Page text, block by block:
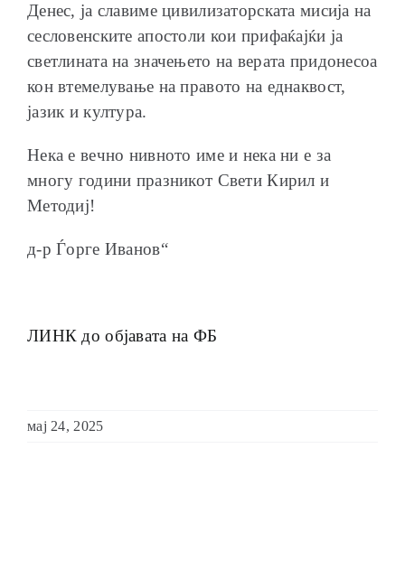
Денес, ја славиме цивилизаторската мисија на
сесловенските апостоли кои прифаќајќи ја
светлината на значењето на верата придонесоа
кон втемелување на правото на еднаквост,
јазик и култура.
Нека е вечно нивното име и нека ни е за
многу години празникот Свети Кирил и
Методиј!
д-р Ѓорге Иванов“
ЛИНК до објавата на ФБ
мај 24, 2025